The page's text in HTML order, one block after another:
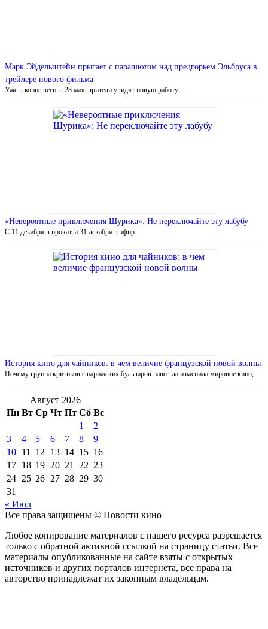
Марк Эйдельштейн прыгает с парашютом над предгорьем Эльбруса в
трейлере нового фильма
Уже в конце весны, 28 мая, зрители увидят новую работу …
«Невероятные приключения Шурика»: Не переключайте эту лабубу
С 11 декабря в прокат, а 31 декабря в эфир …
История кино для чайников: в чем величие французской новой волны
Почему группа критиков с парижских бульваров навсегда изменила мировое кино, …
Август 2026
Пн Вт Ср Чт Пт Сб Вс
1
2
3
4 5 6 7 8
9
10 11 12 13 14 15 16
17 18 19 20 21 22 23
24 25 26 27 28 29 30
31
« Июл
Все права защищены © Новости кино
Любое копирование материалов с нашего ресурса разрешается
только с обратной активной ссылкой на страницу статьи. Все
материалы опубликованные на сайте взяты с открытых
источников и других порталов интернета, все права на
авторство принадлежат их законным владельцам.